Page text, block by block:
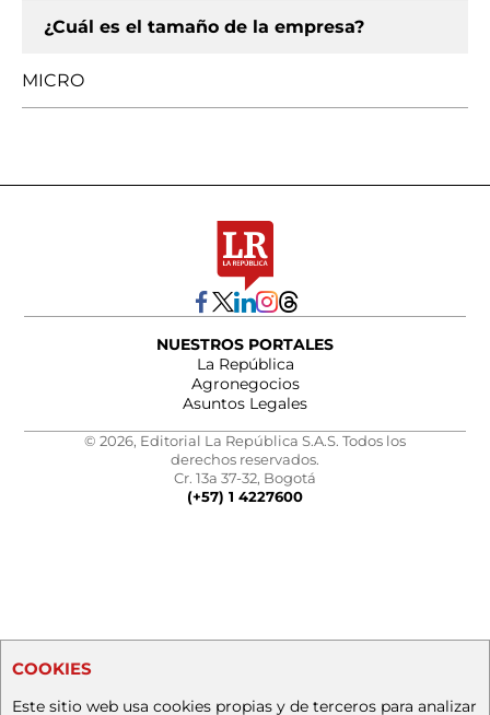
¿Cuál es el tamaño de la empresa?
MICRO
NUESTROS PORTALES
La República
Agronegocios
Asuntos Legales
© 2026, Editorial La República S.A.S. Todos los
derechos reservados.
Cr. 13a 37-32, Bogotá
(+57) 1 4227600
COOKIES
Este sitio web usa cookies propias y de terceros para analizar